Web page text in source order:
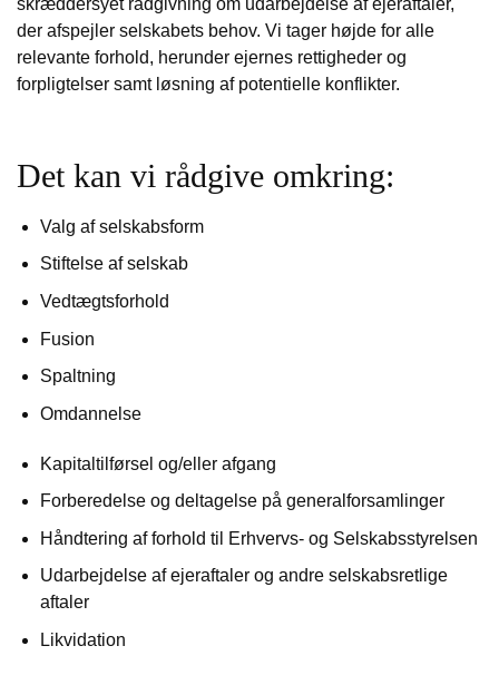
skræddersyet rådgivning om udarbejdelse af ejeraftaler,
der afspejler selskabets behov. Vi tager højde for alle
relevante forhold, herunder ejernes rettigheder og
forpligtelser samt løsning af potentielle konflikter.
Det kan vi rådgive omkring:
Valg af selskabsform
Stiftelse af selskab
Vedtægtsforhold
Fusion
Spaltning
Omdannelse
Kapitaltilførsel og/eller afgang
Forberedelse og deltagelse på generalforsamlinger
Håndtering af forhold til Erhvervs- og Selskabsstyrelsen
Udarbejdelse af ejeraftaler og andre selskabsretlige
aftaler
Likvidation